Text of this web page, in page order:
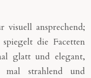
visuell ansprechend;
die Facetten
glatt und elegant,
strahlend und